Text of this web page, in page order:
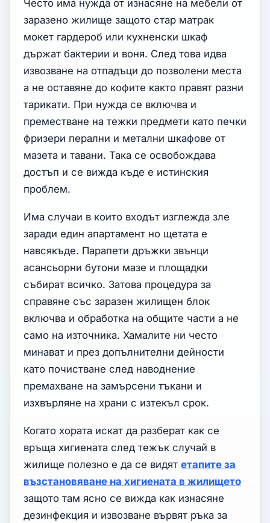
Често има нужда от изнасяне на мебели от
заразено жилище защото стар матрак
мокет гардероб или кухненски шкаф
държат бактерии и воня. След това идва
извозване на отпадъци до позволени места
а не оставяне до кофите както правят разни
тарикати. При нужда се включва и
преместване на тежки предмети като печки
фризери перални и метални шкафове от
мазета и тавани. Така се освобождава
достъп и се вижда къде е истинския
проблем.
Има случаи в които входът изглежда зле
заради един апартамент но щетата е
навсякъде. Парапети дръжки звънци
асансьорни бутони мазе и площадки
събират всичко. Затова процедура за
справяне със заразен жилищен блок
включва и обработка на общите части а не
само на източника. Хамалите ни често
минават и през допълнителни дейности
като почистване след наводнение
премахване на замърсени тъкани и
изхвърляне на храни с изтекъл срок.
Когато хората искат да разберат как се
връща хигиената след тежък случай в
жилище полезно е да се видят етапите за
възстановяване на хигиената в жилището
защото там ясно се вижда как изнасяне
дезинфекция и извозване вървят ръка за